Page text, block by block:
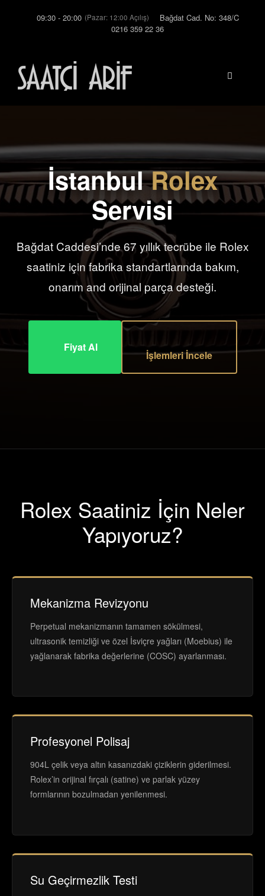
09:30 - 20:00 (Pazar: 12:00 Açılış)
Bağdat Cad. No: 348/C
0216 359 22 36
İstanbulRolex
Servisi
Bağdat Caddesi’nde 67 yıllık tecrübe ile Rolex
saatiniz için fabrika standartlarında bakım,
onarım and orijinal parça desteği.
Fiyat Al
İşlemleri İncele
Rolex Saatiniz İçin Neler
Yapıyoruz?
Mekanizma Revizyonu
Perpetual mekanizmanın tamamen sökülmesi,
ultrasonik temizliği ve özel İsviçre yağları (Moebius) ile
yağlanarak fabrika değerlerine (COSC) ayarlanması.
Profesyonel Polisaj
904L çelik veya altın kasanızdaki çiziklerin giderilmesi.
Rolex’in orijinal fırçalı (satine) ve parlak yüzey
formlarının bozulmadan yenilenmesi.
Su Geçirmezlik Testi